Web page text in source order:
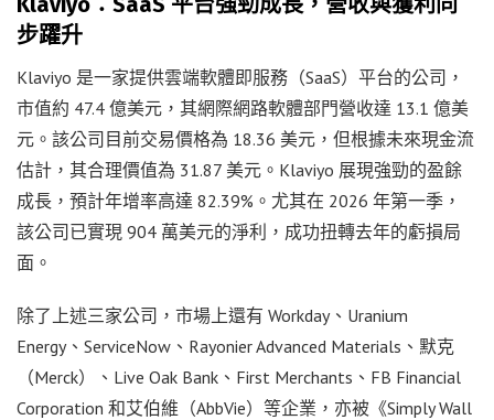
步躍升
Klaviyo 是一家提供雲端軟體即服務（SaaS）平台的公司，
市值約 47.4 億美元，其網際網路軟體部門營收達 13.1 億美
元。該公司目前交易價格為 18.36 美元，但根據未來現金流
估計，其合理價值為 31.87 美元。Klaviyo 展現強勁的盈餘
成長，預計年增率高達 82.39%。尤其在 2026 年第一季，
該公司已實現 904 萬美元的淨利，成功扭轉去年的虧損局
面。
除了上述三家公司，市場上還有 Workday、Uranium
Energy、ServiceNow、Rayonier Advanced Materials、默克
（Merck）、Live Oak Bank、First Merchants、FB Financial
Corporation 和艾伯維（AbbVie）等企業，亦被《Simply Wall